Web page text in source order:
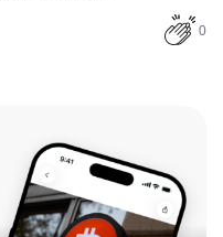
0